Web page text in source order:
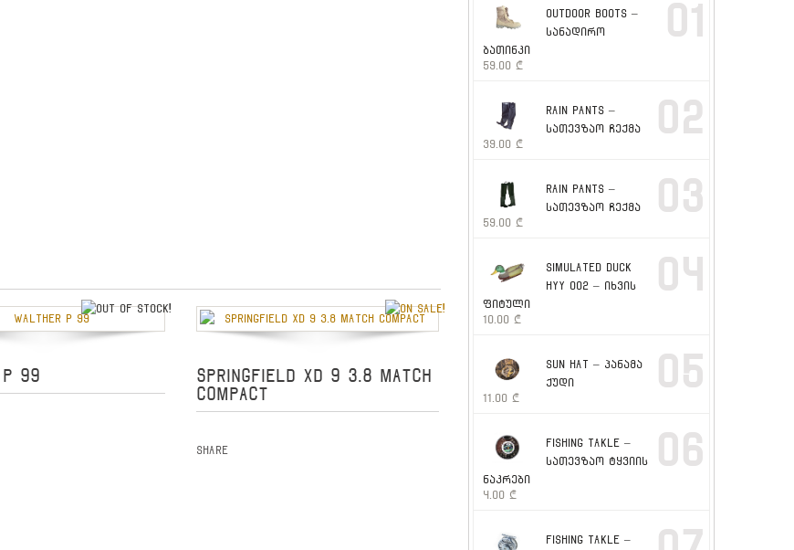
out of stock
P 99
SPRINGFIELD XD 9 3.8 MATCH
COMPACT
Share
OUTDOOR BOOTS –
სანადირო
ბათინკი
59.00 ₾
01
RAIN PANTS –
სათევზაო ჩექმა
39.00 ₾
02
RAIN PANTS –
სათევზაო ჩექმა
59.00 ₾
03
SIMULATED DUCK
HYY 002 – იხვის
ფიტული
10.00 ₾
04
SUN HAT – პანამა
ქუდი
11.00 ₾
05
FISHING TAKLE –
სათევზაო ტყვიის
ნაკრები
4.00 ₾
06
FISHING TAKLE –